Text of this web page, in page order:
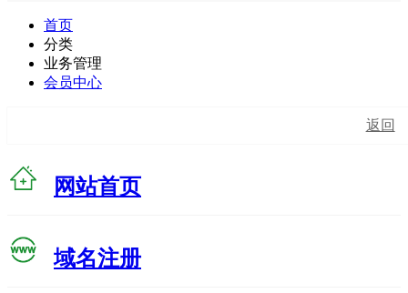
首页
分类
业务管理
会员中心
返回
网站首页
域名注册